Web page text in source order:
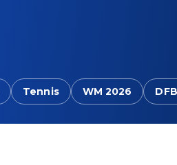
Tennis WM 2026